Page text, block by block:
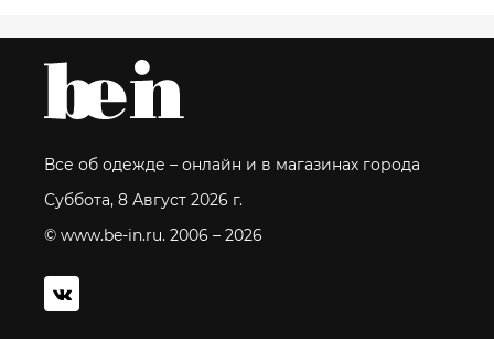
Все об одежде – онлайн и в магазинах города
Суббота, 8 Август 2026 г.
© www.be-in.ru. 2006 – 2026